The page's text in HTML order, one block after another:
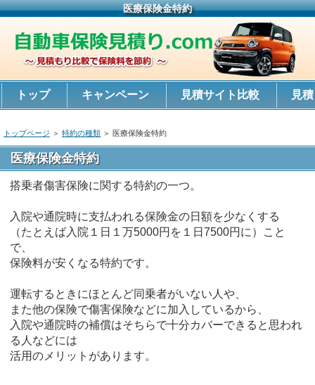
医療保険金特約
トップ キャンペーン 見積サイト比較 見積
トップページ ＞ 特約の種類 ＞ 医療保険金特約
医療保険金特約
搭乗者傷害保険に関する特約の一つ。
入院や通院時に支払われる保険金の日額を少なくする
（たとえば入院１日１万5000円を１日7500円に）こと
で、
保険料が安くなる特約です。
運転するときにほとんど同乗者がいない人や、
また他の保険で傷害保険などに加入しているから、
入院や通院時の補償はそちらで十分カバーできると思われ
る人などには
活用のメリットがあります。